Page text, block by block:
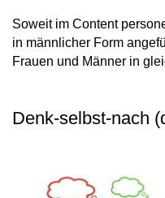
Soweit im Content
in männlicher Form
Frauen und Männer in
Denk-selbst-nach